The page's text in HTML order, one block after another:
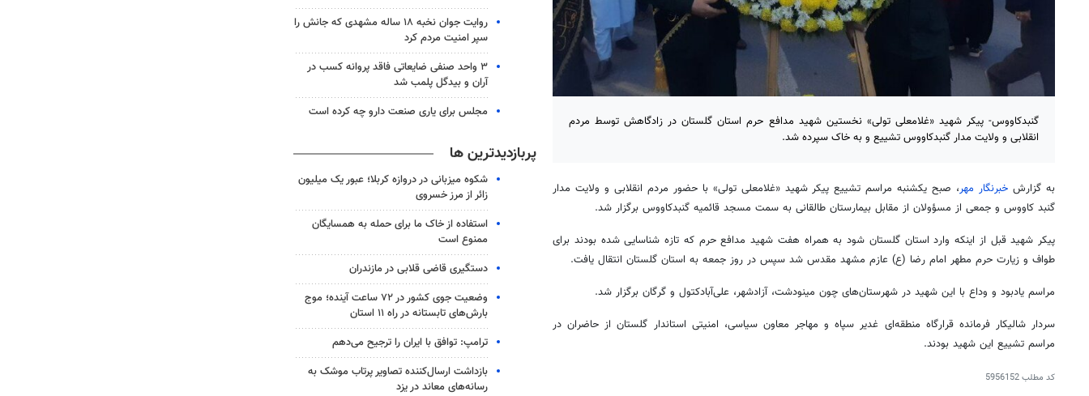
گنبدکاووس- پیکر شهید «غلامعلی تولی» نخستین شهید مدافع حرم استان گلستان در زادگاهش توسط مردم
انقلابی و ولایت مدار گنبدکاووس تشییع و به خاک سپرده شد.
به گزارش خبرنگار مهر، صبح یکشنبه مراسم تشییع پیکر شهید «غلامعلیتولی» با حضور مردم انقلابی و ولایت مدار
گنبد کاووس و جمعی از مسؤولان از مقابل بیمارستان طالقانی به سمت مسجد قائمیه گنبدکاووس برگزار شد.
پیکر شهید قبل از اینکه وارد استان گلستان شود به همراه هفت شهید مدافع حرم که تازه شناسایی شده بودند برای
طواف و زیارت حرم مطهر امام رضا (ع) عازم مشهد مقدس شد سپس در روز جمعه به استان گلستان انتقال یافت.
مراسم یادبود و وداع با این شهید در شهرستان‌های چون مینودشت، آزادشهر، علی‌آبادکتول و گرگان برگزار شد.
سردارشالیکار فرمانده قرارگاه منطقه‌ای غدیر سپاه و مهاجر معاون سیاسی، امنیتی استاندار گلستان از حاضران در
مراسم تشییع این شهید بودند.
کد مطلب5956152
روایت جوان نخبه ۱۸ ساله مشهدی که جانش را
سپر امنیت مردم کرد
۳ واحد صنفی ضایعاتی فاقد پروانه کسب در
آران و بیدگل پلمب شد
مجلس برای یاری صنعت دارو چه کرده است
پربازدیدترین ها
شکوه میزبانی در دروازه کربلا؛ عبور یک میلیون
زائر از مرز خسروی
استفاده از خاک ما برای حمله به همسایگان
ممنوع است
دستگیری قاضی قلابی در مازندران
وضعیت جوی کشور در ۷۲ ساعت آینده؛ موج
بارش‌های تابستانه در راه ۱۱ استان
ترامپ: توافق با ایران را ترجیح می‌دهم
بازداشت ارسال‌کننده تصاویر پرتاب موشک به
رسانه‌های معاند در یزد